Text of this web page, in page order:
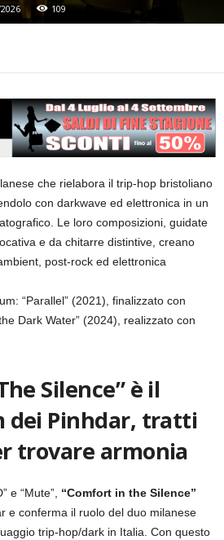
109
che rielabora il trip-hop bristoliano
con darkwave ed elettronica in un
Le loro composizioni, guidate
e da chitarre distintive, creano
post-rock ed elettronica
“Parallel” (2021), finalizzato con
Dark Water” (2024), realizzato con
Silence” è il
dei Pinhdar, tratti
trovare armonia
e “Mute”, “Comfort in the Silence”
e conferma il ruolo del duo milanese
trip-hop/dark in Italia. Con questo